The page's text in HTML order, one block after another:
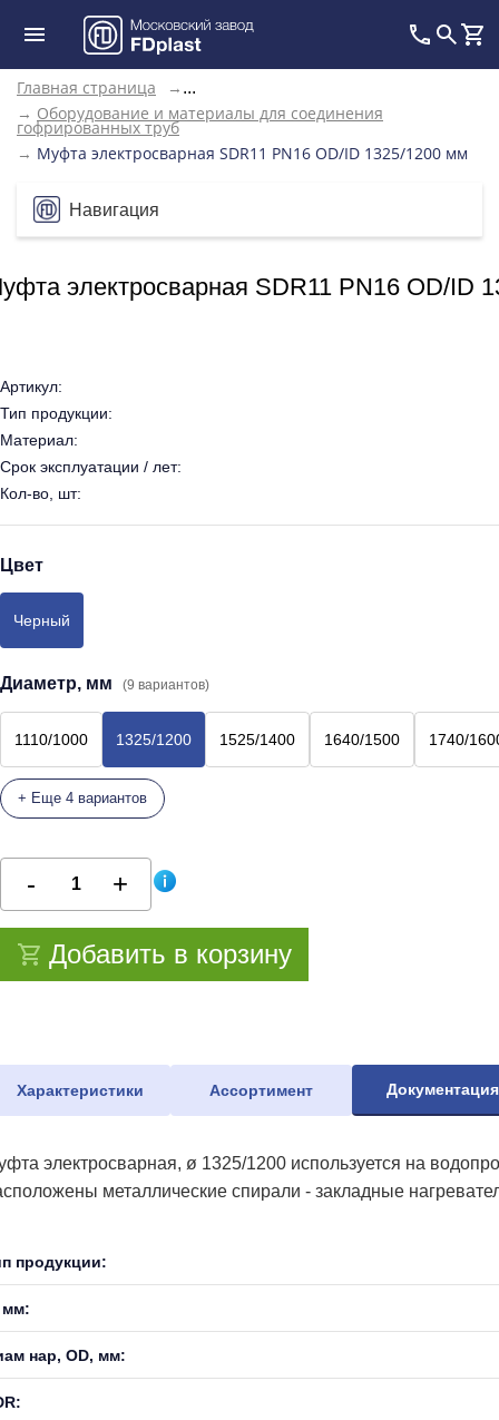
Главная страница → ...
→ Оборудование и материалы для соединения
гофрированных труб
→ Муфта электросварная SDR11 PN16 OD/ID 1325/1200 мм
Навигация
электросварная SDR11 PN16 OD/ID
Артикул:
Тип продукции:
Материал:
Срок эксплуатации / лет:
Кол-во, шт:
Цвет
Черный
Диаметр, мм (9 вариантов)
1110/1000 1325/1200 1525/1400 1640/1500 1740/
+ Еще 4 вариантов
Добавить в корзину
Характеристики Ассортимент Документация
электросварная, ø 1325/1200 используется на
металлические спирали - закладные
продукции:
мм:
нар, OD, мм: